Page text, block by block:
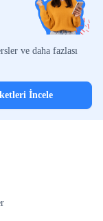
ve daha fazlası
İncele